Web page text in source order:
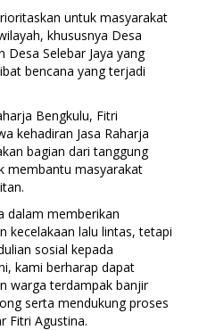
untuk masyarakat
khususnya Desa
Desa Selebar Jaya yang
bencana yang terjadi
Bengkulu, Fitri
kehadiran Jasa Raharja
bagian dari tanggung
membantu masyarakat
dalam memberikan
kecelakaan lalu lintas, tetapi
sosial kepada
kami berharap dapat
warga terdampak banjir
serta mendukung proses
Fitri Agustina.